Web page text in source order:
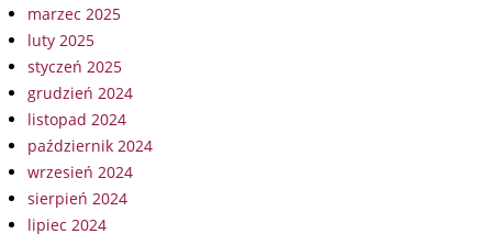
marzec 2025
luty 2025
styczeń 2025
grudzień 2024
listopad 2024
październik 2024
wrzesień 2024
sierpień 2024
lipiec 2024